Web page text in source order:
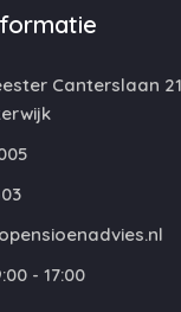
Canterslaan
- 17:00